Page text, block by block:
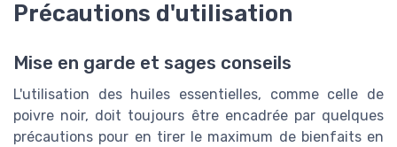
Précautions d'utilisation
Mise en garde et sages conseils
L'utilisation des huiles essentielles, comme celle de
poivre noir, doit toujours être encadrée par quelques
précautions pour en tirer le maximum de bienfaits en